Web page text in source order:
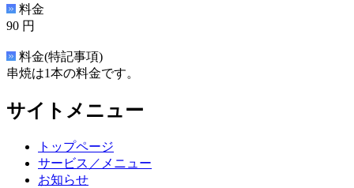
料金
90 円
料金(特記事項)
串焼は1本の料金です。
サイトメニュー
トップページ
サービス／メニュー
お知らせ